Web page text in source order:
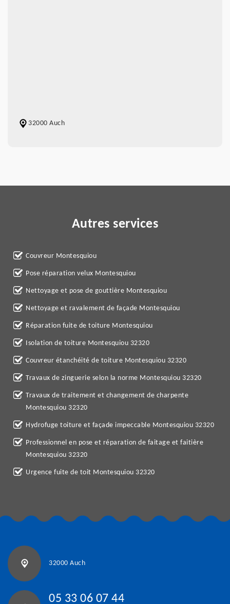
32000 Auch
Autres services
Couvreur Montesquiou
Pose réparation velux Montesquiou
Nettoyage et pose de gouttière Montesquiou
Nettoyage et ravalement de façade Montesquiou
Réparation fuite de toiture Montesquiou
Isolation de toiture Montesquiou 32320
Couvreur étanchéité de toiture Montesquiou 32320
Travaux de zinguerie selon la norme Montesquiou 32320
Travaux de traitement et changement de charpente
Montesquiou 32320
Hydrofuge toiture et façade impeccable Montesquiou 32320
Professionnel en pose et réparation de faitage et faitière
Montesquiou 32320
Urgence fuite de toit Montesquiou 32320
32000 Auch
05 33 06 07 44